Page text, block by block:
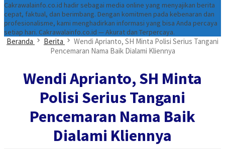
Cakrawalainfo.co.id hadir sebagai media online yang menyajikan berita
cepat, faktual, dan berimbang. Dengan komitmen pada kebenaran dan
profesionalisme, kami menghadirkan informasi yang bisa Anda percaya
setiap hari. Cakrawalainfo.co.id — Akurat dan Terpercaya.
Beranda Berita
Wendi Aprianto, SH Minta Polisi Serius Tangani
Pencemaran Nama Baik Dialami Kliennya
Wendi Aprianto, SH Minta
Polisi Serius Tangani
Pencemaran Nama Baik
Dialami Kliennya